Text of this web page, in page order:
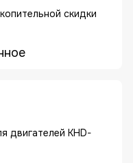
скидки
двигателей KHD-